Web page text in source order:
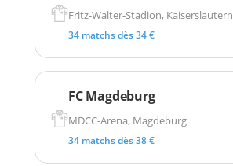
Fritz-Walter-Stadion, Kaiserslautern
34 matchs dès 34 €
FC Magdeburg
MDCC-Arena, Magdeburg
34 matchs dès 38 €